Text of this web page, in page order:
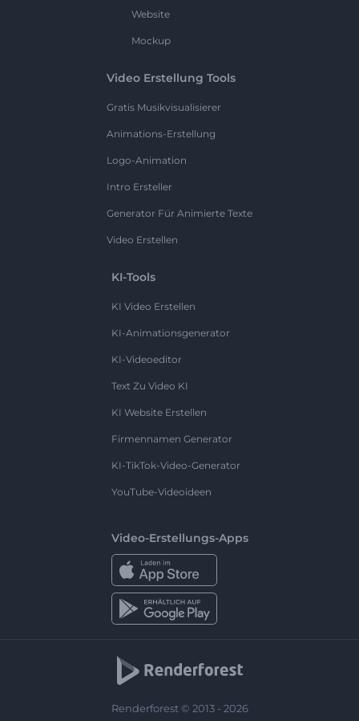
Website
Mockup
Video Erstellung Tools
Gratis Musikvisualisierer
Animations-Erstellung
Logo-Animation
Intro Ersteller
Generator Für Animierte Texte
Video Erstellen
KI-Tools
KI Video Erstellen
KI-Animationsgenerator
KI-Videoeditor
Text Zu Video KI
KI Website Erstellen
Firmennamen Generator
KI-TikTok-Video-Generator
YouTube-Videoideen
Video-Erstellungs-Apps
Renderforest © 2013 - 2026